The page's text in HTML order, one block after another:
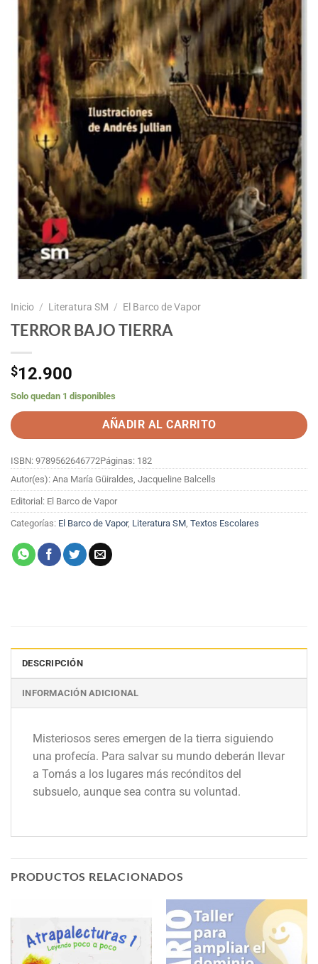
Inicio / Literatura SM / El Barco de Vapor
TERROR BAJO TIERRA
$12.900
Solo quedan 1 disponibles
AÑADIR AL CARRITO
ISBN: 9789562646772Páginas: 182
Autor(es): Ana María Güiraldes, Jacqueline Balcells
Editorial: El Barco de Vapor
Categorías: El Barco de Vapor, Literatura SM Textos Escolares
DESCRIPCIÓN
INFORMACIÓN ADICIONAL
Misteriosos seres emergen de la tierra siguiendo
una profecía. Para salvar su mundo deberán llevar
a Tomás a los lugares más recónditos del
subsuelo, aunque sea contra su voluntad.
PRODUCTOS RELACIONADOS